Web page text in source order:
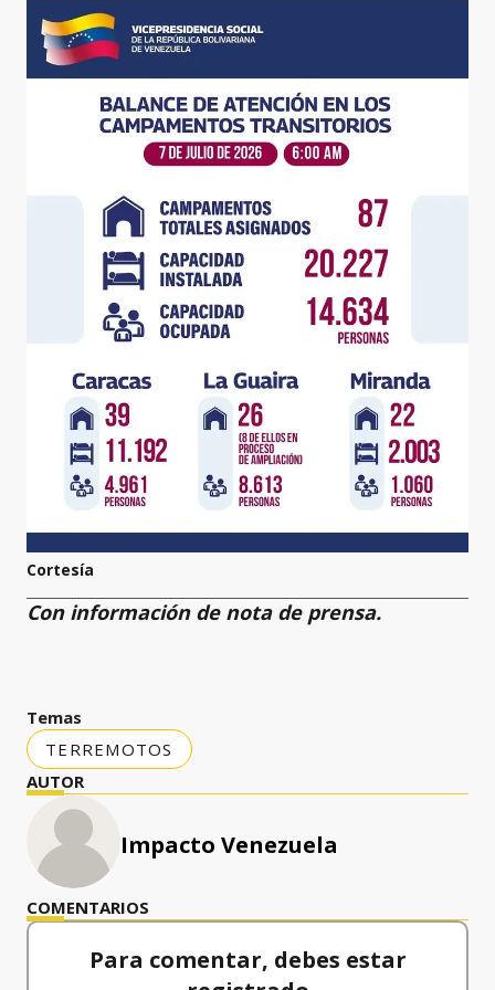
Cortesía
Con información de nota de prensa.
Temas
TERREMOTOS
AUTOR
Impacto Venezuela
COMENTARIOS
Para comentar, debes estar